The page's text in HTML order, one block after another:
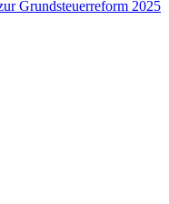
Grundsteuerreform 2025